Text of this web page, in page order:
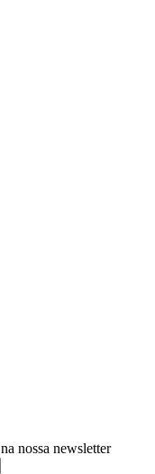
nossa newsletter